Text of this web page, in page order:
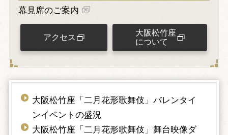
幕見席のご案内
アクセス
大阪松竹座
について
大阪松竹座「二月花形歌舞伎」バレンタイ
ンイベントの盛況
大阪松竹座「二月花形歌舞伎」舞台映像ダ